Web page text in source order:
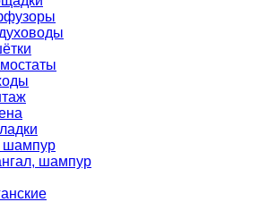
шампур
шампур